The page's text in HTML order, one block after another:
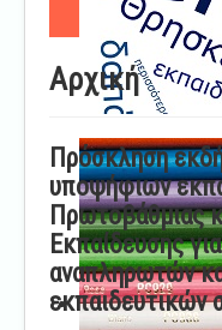
Αρχική
Πρόσκληση
υποψήφιων
Πρωτοβάθμιας
Εκπαίδευσης
αναπληρωτών
εκπαιδευτικών